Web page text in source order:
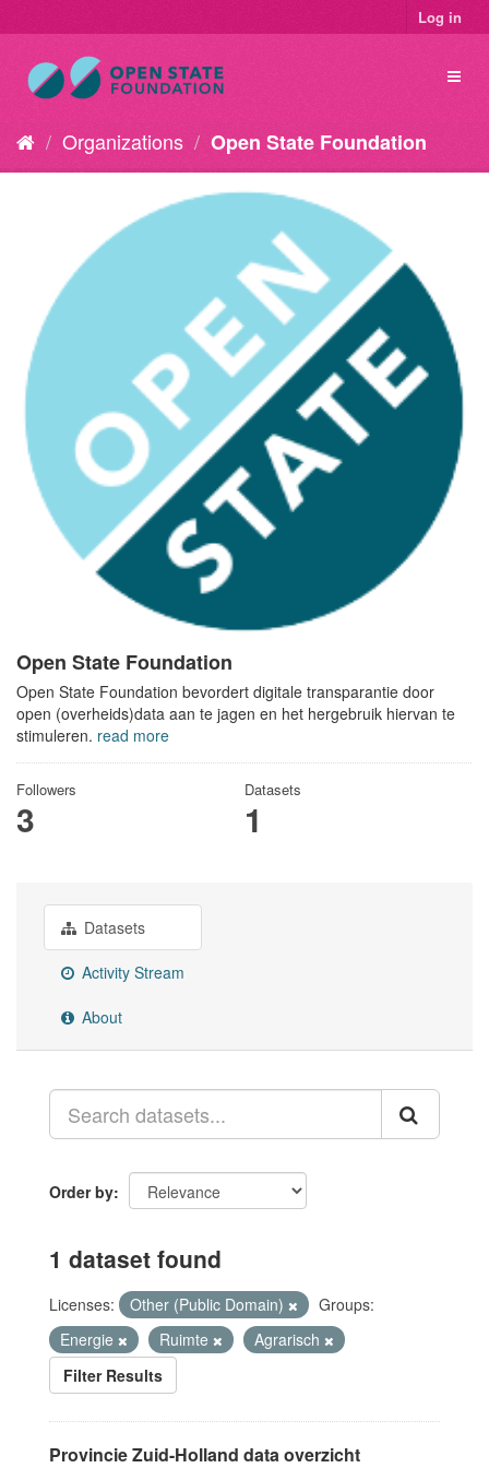
Log in
Organizations Open State Foundation
Open State Foundation
Open State Foundation bevordert digitale transparantie door
open (overheids)data aan te jagen en het hergebruik hiervan te
stimuleren. read more
Followers
3
Datasets
1
Datasets
Activity Stream
About
Order by
1 dataset found
Licenses: Other (Public Domain)
Groups:
Energie
Ruimte
Agrarisch
Filter Results
Provincie Zuid-Holland data overzicht